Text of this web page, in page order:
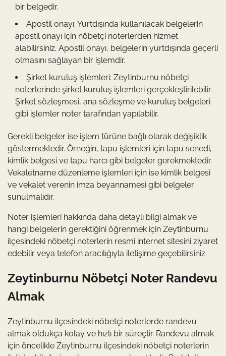
bir belgedir.
Apostil onayı: Yurtdışında kullanılacak belgelerin
apostil onayı için nöbetçi noterlerden hizmet
alabilirsiniz. Apostil onayı, belgelerin yurtdışında geçerli
olmasını sağlayan bir işlemdir.
Şirket kuruluş işlemleri: Zeytinburnu nöbetçi
noterlerinde şirket kuruluş işlemleri gerçekleştirilebilir.
Şirket sözleşmesi, ana sözleşme ve kuruluş belgeleri
gibi işlemler noter tarafından yapılabilir.
Gerekli belgeler ise işlem türüne bağlı olarak değişiklik
göstermektedir. Örneğin, tapu işlemleri için tapu senedi,
kimlik belgesi ve tapu harcı gibi belgeler gerekmektedir.
Vekaletname düzenleme işlemleri için ise kimlik belgesi
ve vekalet verenin imza beyannamesi gibi belgeler
sunulmalıdır.
Noter işlemleri hakkında daha detaylı bilgi almak ve
hangi belgelerin gerektiğini öğrenmek için Zeytinburnu
ilçesindeki nöbetçi noterlerin resmi internet sitesini ziyaret
edebilir veya telefon aracılığıyla iletişime geçebilirsiniz.
Zeytinburnu Nöbetçi Noter Randevu
Almak
Zeytinburnu ilçesindeki nöbetçi noterlerde randevu
almak oldukça kolay ve hızlı bir süreçtir. Randevu almak
için öncelikle Zeytinburnu ilçesindeki nöbetçi noterlerin